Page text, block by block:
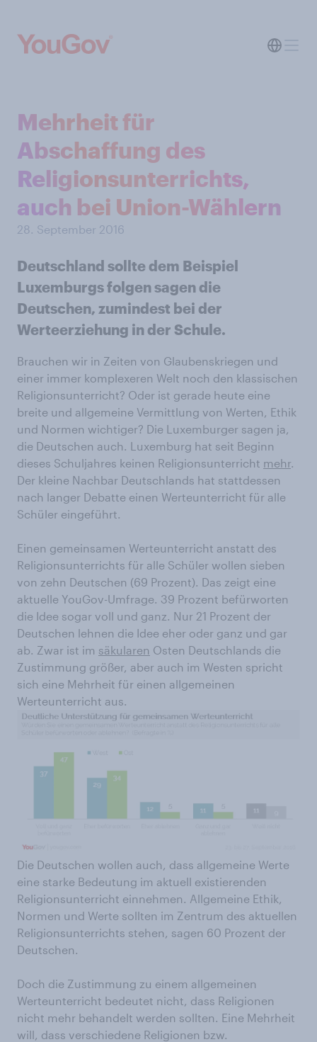
Mehrheit für
Abschaffung des
Religionsunterrichts,
auch bei Union-Wählern
28. September 2016
Deutschland sollte dem Beispiel
Luxemburgs folgen sagen die
Deutschen, zumindest bei der
Werteerziehung in der Schule.
Brauchen wir in Zeiten von Glaubenskriegen und
einer immer komplexeren Welt noch den klassischen
Religionsunterricht? Oder ist gerade heute eine
breite und allgemeine Vermittlung von Werten, Ethik
und Normen wichtiger? Die Luxemburger sagen ja,
die Deutschen auch. Luxemburg hat seit Beginn
dieses Schuljahres keinen Religionsunterricht mehr.
Der kleine Nachbar Deutschlands hat stattdessen
nach langer Debatte einen Werteunterricht für alle
Schüler eingeführt.
Einen gemeinsamen Werteunterricht anstatt des
Religionsunterrichts für alle Schüler wollen sieben
von zehn Deutschen (69 Prozent). Das zeigt eine
aktuelle YouGov-Umfrage. 39 Prozent befürworten
die Idee sogar voll und ganz. Nur 21 Prozent der
Deutschen lehnen die Idee eher oder ganz und gar
ab. Zwar ist im säkularen Osten Deutschlands die
Zustimmung größer, aber auch im Westen spricht
sich eine Mehrheit für einen allgemeinen
Werteunterricht aus.
Die Deutschen wollen auch, dass allgemeine Werte
eine starke Bedeutung im aktuell existierenden
Religionsunterricht einnehmen. Allgemeine Ethik,
Normen und Werte sollten im Zentrum des aktuellen
Religionsunterrichts stehen, sagen 60 Prozent der
Deutschen.
Doch die Zustimmung zu einem allgemeinen
Werteunterricht bedeutet nicht, dass Religionen
nicht mehr behandelt werden sollten. Eine Mehrheit
will, dass verschiedene Religionen bzw.